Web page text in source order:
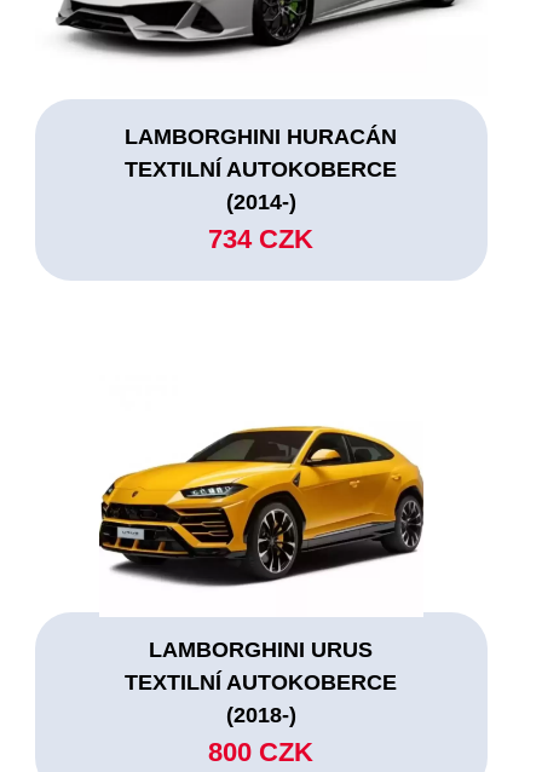
LAMBORGHINI HURACÁN
TEXTILNÍ AUTOKOBERCE
(2014-)
734 CZK
LAMBORGHINI URUS
TEXTILNÍ AUTOKOBERCE
(2018-)
800 CZK